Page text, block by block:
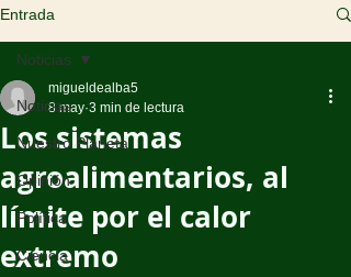
Entrada
Noticias
Nuestro Planeta
Opinión
Política
Ciencia
Noticias
Los sistemas
agroalimentarios, al
límite por el calor
extremo
migueldealba5
8 may 3 min de lectura